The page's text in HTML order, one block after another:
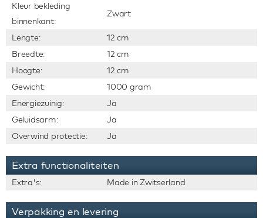
Kleur bekleding
binnenkant:
Zwart
Lengte:
12 cm
Breedte:
12 cm
Hoogte:
12 cm
Gewicht:
1000 gram
Energiezuinig:
Ja
Geluidsarm:
Ja
Overwind protectie:
Ja
Extra functionaliteiten
Extra's: Made in Zwitserland
Verpakking en levering